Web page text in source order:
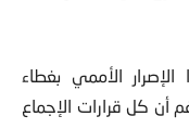
الأممي بغطاء
أن كل قرارات الإجماع